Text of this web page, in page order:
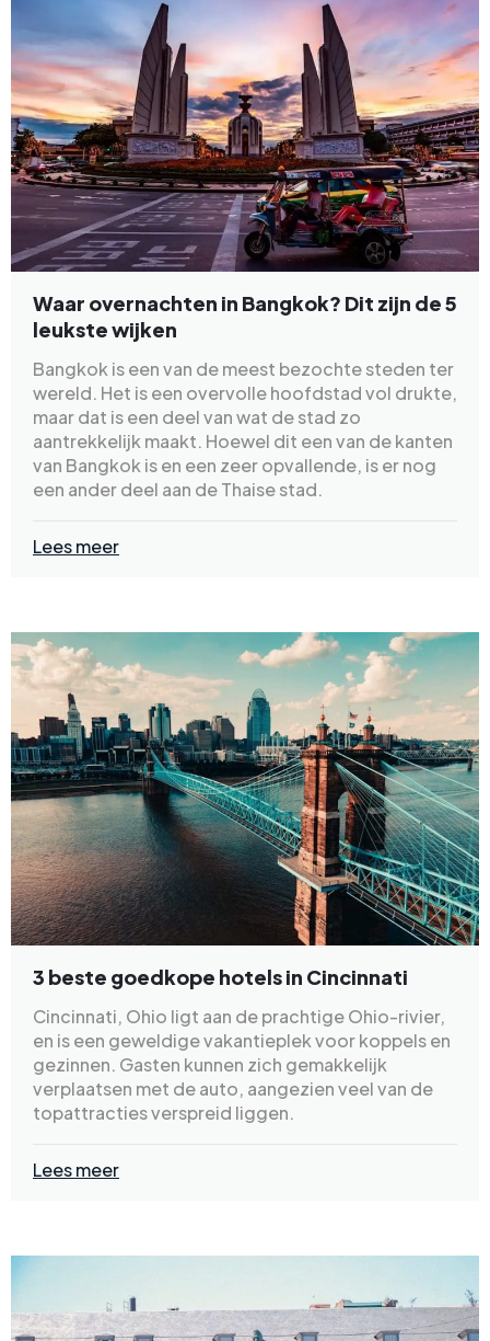
Waar overnachten in Bangkok? Dit zijn de 5
leukste wijken
Bangkok is een van de meest bezochte steden ter
wereld. Het is een overvolle hoofdstad vol drukte,
maar dat is een deel van wat de stad zo
aantrekkelijk maakt. Hoewel dit een van de kanten
van Bangkok is en een zeer opvallende, is er nog
een ander deel aan de Thaise stad.
Lees meer
3 beste goedkope hotels in Cincinnati
Cincinnati, Ohio ligt aan de prachtige Ohio-rivier,
en is een geweldige vakantieplek voor koppels en
gezinnen. Gasten kunnen zich gemakkelijk
verplaatsen met de auto, aangezien veel van de
topattracties verspreid liggen.
Lees meer